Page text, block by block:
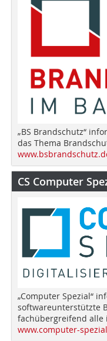
„BS Brandschutz“
das Thema
CS Computer
„Computer Spezial“
softwareunterstützte
fachübergreifend alle
www.computer-